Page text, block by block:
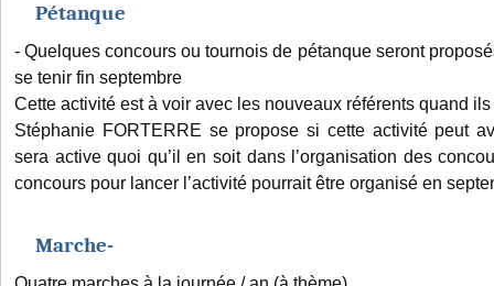
Pétanque
- Quelques concours ou tournois de pétanque seront
se tenir fin septembre
Cette activité est à voir avec les nouveaux référents quand
Stéphanie FORTERRE se propose si cette activité peut
sera active quoi qu’il en soit dans l’organisation des
concours pour lancer l’activité pourrait être organisé en
Marche-